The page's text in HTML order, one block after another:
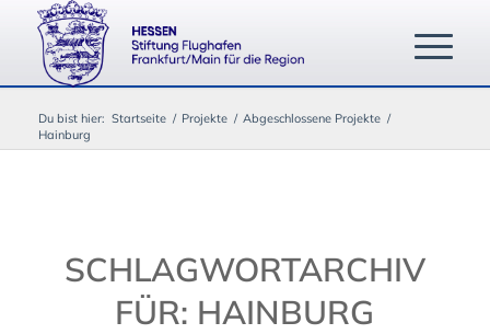
Du bist hier: Startseite / Projekte / Abgeschlossene Projekte /
Hainburg
SCHLAGWORTARCHIV
FÜR: HAINBURG